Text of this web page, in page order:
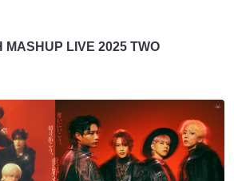
MASHUP LIVE 2025 TWO